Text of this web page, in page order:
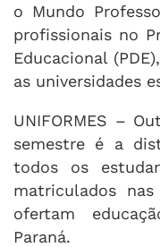
o Mundo
profissionais no
Educacional
as universidades
UNIFORMES –
semestre é a
todos os
matriculados
ofertam
Paraná.